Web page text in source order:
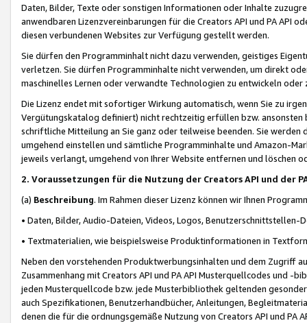
Daten, Bilder, Texte oder sonstigen Informationen oder Inhalte
anwendbaren Lizenzvereinbarungen für die Creators API und PA API
diesen verbundenen Websites zur Verfügung gestellt werden.
Sie dürfen den Programminhalt nicht dazu verwenden, geistiges
verletzen. Sie dürfen Programminhalte nicht verwenden, um direkt
maschinelles Lernen oder verwandte Technologien zu entwickeln
Die Lizenz endet mit sofortiger Wirkung automatisch, wenn Sie zu
Vergütungskatalog definiert) nicht rechtzeitig erfüllen bzw. ansonsten
schriftliche Mitteilung an Sie ganz oder teilweise beenden. Sie werden
umgehend einstellen und sämtliche Programminhalte und Amazon-
jeweils verlangt, umgehend von Ihrer Website entfernen und löschen
2. Voraussetzungen für die Nutzung der Creators API und der
(a) Beschreibung. Im Rahmen dieser Lizenz können wir Ihnen
• Daten, Bilder, Audio-Dateien, Videos, Logos, Benutzerschnittstellen-
• Textmaterialien, wie beispielsweise Produktinformationen in
Neben den vorstehenden Produktwerbungsinhalten und dem Zugriff
Zusammenhang mit Creators API und PA API Musterquellcodes und
jeden Musterquellcode bzw. jede Musterbibliothek geltenden
auch Spezifikationen, Benutzerhandbücher, Anleitungen,
denen die für die ordnungsgemäße Nutzung von Creators API und PA